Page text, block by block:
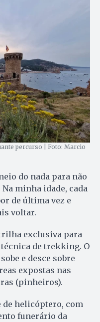
percurso | Foto: Marcio
do nada para não
Na minha idade, cada
de última vez e
voltar.
exclusiva para
de trekking. O
e desce sobre
expostas nas
(pinheiros).
de helicóptero, com
funerário da